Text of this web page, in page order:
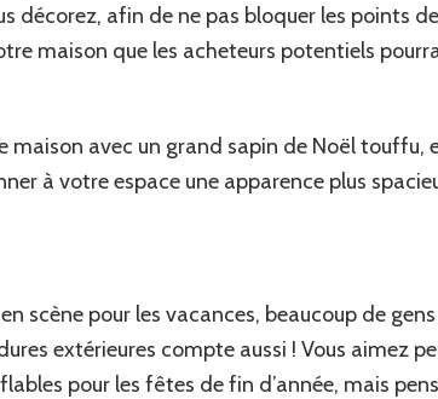
décorez, afin de ne pas bloquer les points
maison que les acheteurs potentiels
maison avec un grand sapin de Noël touffu,
à votre espace une apparence plus
scène pour les vacances, beaucoup de gens
extérieures compte aussi ! Vous aimez
pour les fêtes de fin d’année, mais